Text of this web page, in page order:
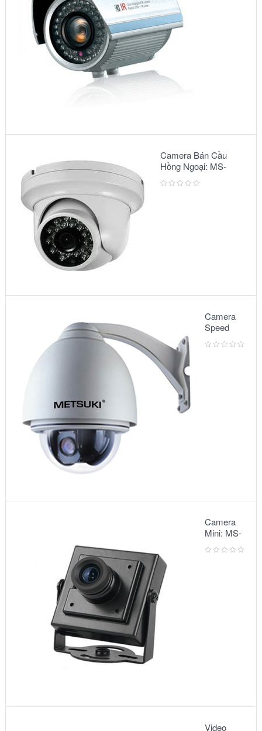
Camera Bán Cầu
Hồng Ngoại: MS-
2303 IR
Camera
Speed
Dome:
Model
Camera
Mini: MS-
5068
Video